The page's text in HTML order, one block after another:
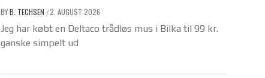
BYB. TECHSEN /2. AUGUST 2026
Jeg har købt en Deltaco trådløs mus i Bilka til 99 kr.
ganske simpelt ud